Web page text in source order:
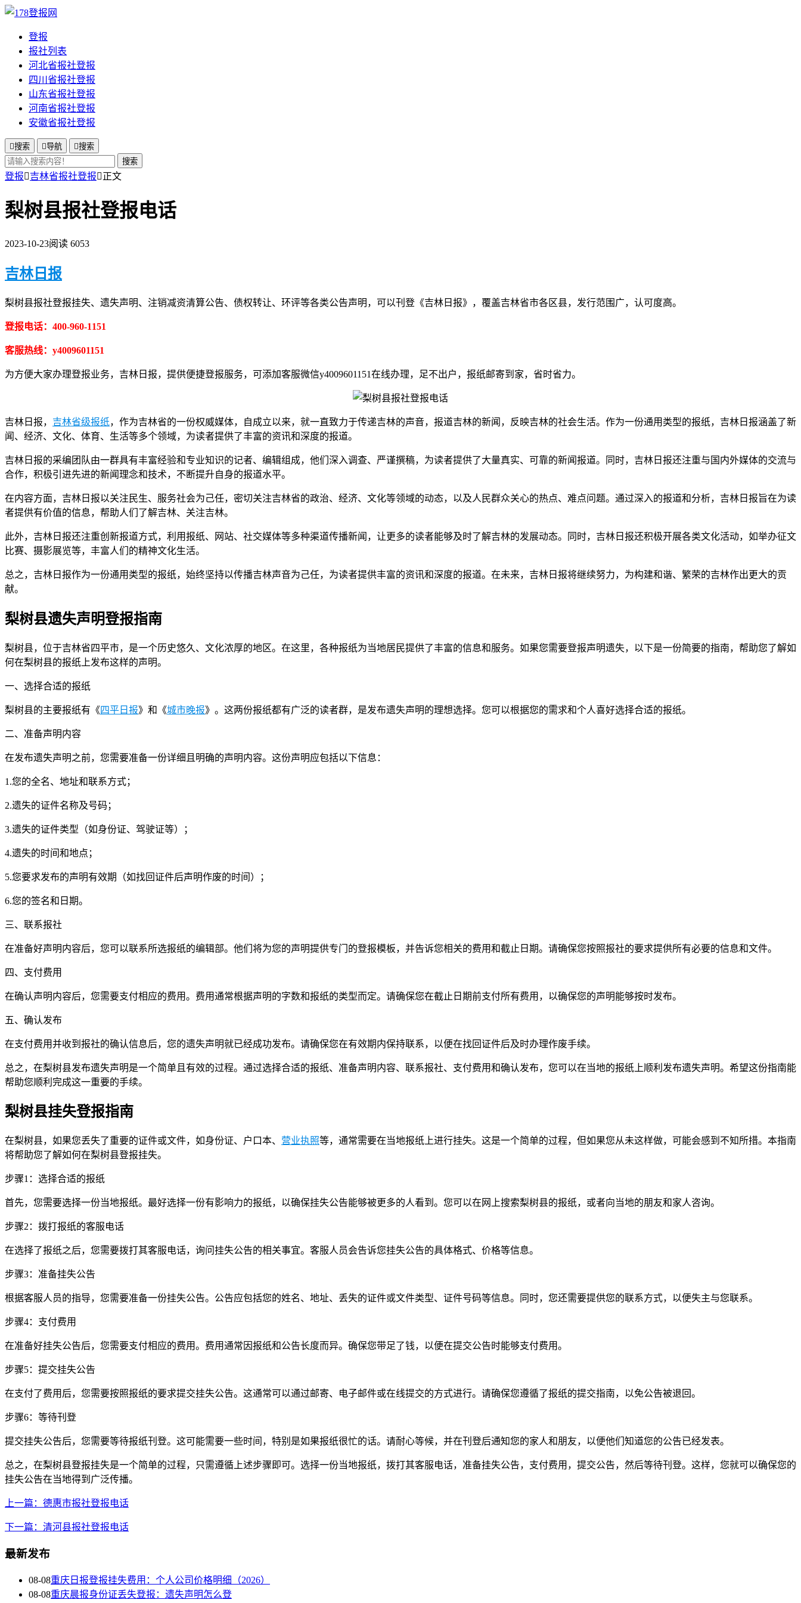
登报
报社列表
河北省报社登报
四川省报社登报
山东省报社登报
河南省报社登报
安徽省报社登报
搜索 导航 搜索
搜索
登报吉林省报社登报正文
梨树县报社登报电话
2023-10-23阅读 6053
吉林日报
梨树县报社登报挂失、遗失声明、注销减资清算公告、债权转让、环评等各类公告声明，可以刊登《吉林日报》，覆盖吉林省市各区县，发行范围广，认可度高。
登报电话：400-960-1151
客服热线：y4009601151
为方便大家办理登报业务，吉林日报，提供便捷登报服务，可添加客服微信y4009601151在线办理，足不出户，报纸邮寄到家，省时省力。
吉林日报， 吉林省级报纸，作为吉林省的一份权威媒体，自成立以来，就一直致力于传递吉林的声音，报道吉林的新闻，反映吉林的社会生活。作为一份通用类型的报纸，吉林日报涵盖了新
闻、经济、文化、体育、生活等多个领域，为读者提供了丰富的资讯和深度的报道。
吉林日报的采编团队由一群具有丰富经验和专业知识的记者、编辑组成，他们深入调查、严谨撰稿，为读者提供了大量真实、可靠的新闻报道。同时，吉林日报还注重与国内外媒体的交流与
合作，积极引进先进的新闻理念和技术，不断提升自身的报道水平。
在内容方面，吉林日报以关注民生、服务社会为己任，密切关注吉林省的政治、经济、文化等领域的动态，以及人民群众关心的热点、难点问题。通过深入的报道和分析，吉林日报旨在为读
者提供有价值的信息，帮助人们了解吉林、关注吉林。
此外，吉林日报还注重创新报道方式，利用报纸、网站、社交媒体等多种渠道传播新闻，让更多的读者能够及时了解吉林的发展动态。同时，吉林日报还积极开展各类文化活动，如举办征文
比赛、摄影展览等，丰富人们的精神文化生活。
总之，吉林日报作为一份通用类型的报纸，始终坚持以传播吉林声音为己任，为读者提供丰富的资讯和深度的报道。在未来，吉林日报将继续努力，为构建和谐、繁荣的吉林作出更大的贡
献。
梨树县遗失声明登报指南
梨树县，位于吉林省四平市，是一个历史悠久、文化浓厚的地区。在这里，各种报纸为当地居民提供了丰富的信息和服务。如果您需要登报声明遗失，以下是一份简要的指南，帮助您了解如
何在梨树县的报纸上发布这样的声明。
一、选择合适的报纸
梨树县的主要报纸有《四平日报》和《城市晚报》。这两份报纸都有广泛的读者群，是发布遗失声明的理想选择。您可以根据您的需求和个人喜好选择合适的报纸。
二、准备声明内容
在发布遗失声明之前，您需要准备一份详细且明确的声明内容。这份声明应包括以下信息：
1.您的全名、地址和联系方式；
2.遗失的证件名称及号码；
3.遗失的证件类型（如身份证、驾驶证等）；
4.遗失的时间和地点；
5.您要求发布的声明有效期（如找回证件后声明作废的时间）；
6.您的签名和日期。
三、联系报社
在准备好声明内容后，您可以联系所选报纸的编辑部。他们将为您的声明提供专门的登报模板，并告诉您相关的费用和截止日期。请确保您按照报社的要求提供所有必要的信息和文件。
四、支付费用
在确认声明内容后，您需要支付相应的费用。费用通常根据声明的字数和报纸的类型而定。请确保您在截止日期前支付所有费用，以确保您的声明能够按时发布。
五、确认发布
在支付费用并收到报社的确认信息后，您的遗失声明就已经成功发布。请确保您在有效期内保持联系，以便在找回证件后及时办理作废手续。
总之，在梨树县发布遗失声明是一个简单且有效的过程。通过选择合适的报纸、准备声明内容、联系报社、支付费用和确认发布，您可以在当地的报纸上顺利发布遗失声明。希望这份指南能
帮助您顺利完成这一重要的手续。
梨树县挂失登报指南
在梨树县，如果您丢失了重要的证件或文件，如身份证、户口本、 营业执照等，通常需要在当地报纸上进行挂失。这是一个简单的过程，但如果您从未这样做，可能会感到不知所措。本指南
将帮助您了解如何在梨树县登报挂失。
步骤1：选择合适的报纸
首先，您需要选择一份当地报纸。最好选择一份有影响力的报纸，以确保挂失公告能够被更多的人看到。您可以在网上搜索梨树县的报纸，或者向当地的朋友和家人咨询。
步骤2：拨打报纸的客服电话
在选择了报纸之后，您需要拨打其客服电话，询问挂失公告的相关事宜。客服人员会告诉您挂失公告的具体格式、价格等信息。
步骤3：准备挂失公告
根据客服人员的指导，您需要准备一份挂失公告。公告应包括您的姓名、地址、丢失的证件或文件类型、证件号码等信息。同时，您还需要提供您的联系方式，以便失主与您联系。
步骤4：支付费用
在准备好挂失公告后，您需要支付相应的费用。费用通常因报纸和公告长度而异。确保您带足了钱，以便在提交公告时能够支付费用。
步骤5：提交挂失公告
在支付了费用后，您需要按照报纸的要求提交挂失公告。这通常可以通过邮寄、电子邮件或在线提交的方式进行。请确保您遵循了报纸的提交指南，以免公告被退回。
步骤6：等待刊登
提交挂失公告后，您需要等待报纸刊登。这可能需要一些时间，特别是如果报纸很忙的话。请耐心等候，并在刊登后通知您的家人和朋友，以便他们知道您的公告已经发表。
总之，在梨树县登报挂失是一个简单的过程，只需遵循上述步骤即可。选择一份当地报纸，拨打其客服电话，准备挂失公告，支付费用，提交公告，然后等待刊登。这样，您就可以确保您的
挂失公告在当地得到广泛传播。
上一篇：德惠市报社登报电话
下一篇：清河县报社登报电话
最新发布
08-08重庆日报登报挂失费用：个人公司价格明细（2026）
08-08重庆晨报身份证丢失登报：遗失声明怎么登